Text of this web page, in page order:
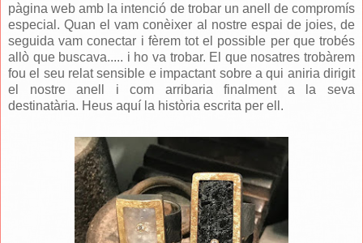
pàgina web amb la intenció de trobar un anell de compromís
especial. Quan el vam conèixer al nostre espai de joies, de
seguida vam conectar i fèrem tot el possible per que trobés
allò que buscava..... i ho va trobar. El que nosatres trobàrem
fou el seu relat sensible e impactant sobre a qui aniria dirigit
el nostre anell i com arribaria finalment a la seva
destinatària. Heus aquí la història escrita per ell.